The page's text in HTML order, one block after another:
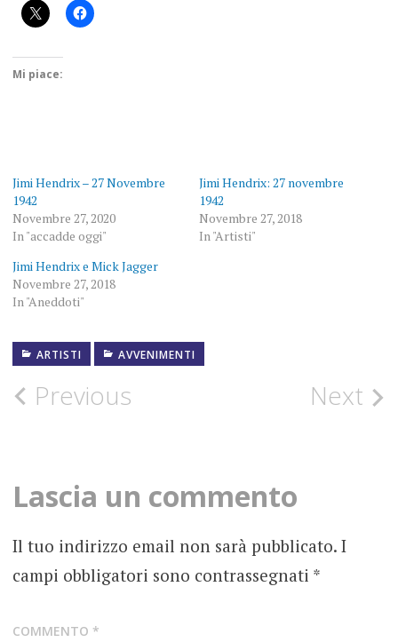
Mi piace:
Jimi Hendrix – 27 Novembre
1942
Novembre 27, 2020
In "accadde oggi"
Jimi Hendrix: 27 novembre
1942
Novembre 27, 2018
In "Artisti"
Jimi Hendrix e Mick Jagger
Novembre 27, 2018
In "Aneddoti"
ARTISTI
AVVENIMENTI
1970
AVVENIMENTI
MORTE
Post
Previous Next
Lascia un commento
Il tuo indirizzo email non sarà pubblicato. I
campi obbligatori sono contrassegnati *
COMMENTO *